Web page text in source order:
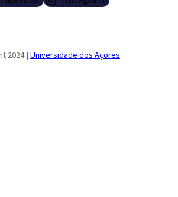
2024 | Universidade dos Açores